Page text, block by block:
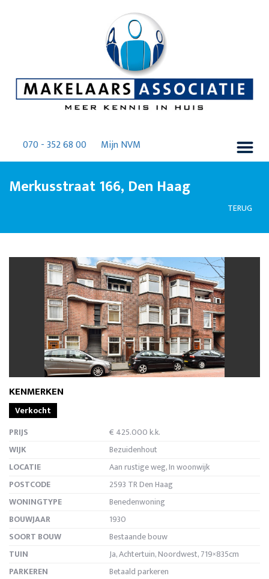
070 - 352 68 00 Mijn NVM
Merkusstraat 166, Den Haag
TERUG
vorige
KENMERKEN
Verkocht
PRIJS
€ 425.000 k.k.
WIJK
Bezuidenhout
LOCATIE
Aan rustige weg, In woonwijk
POSTCODE
2593 TR Den Haag
WONINGTYPE
Benedenwoning
BOUWJAAR
1930
SOORT BOUW
Bestaande bouw
TUIN
Ja, Achtertuin, Noordwest, 719×835cm
PARKEREN
Betaald parkeren